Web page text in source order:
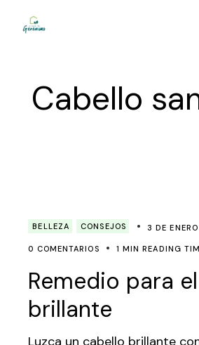
Cabello
BELLEZA CONSEJOS 3 DE
0 COMENTARIOS 1 MIN READING
Remedio para
brillante
Luzca un cabello brillante